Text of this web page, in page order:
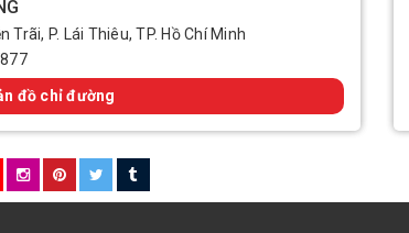
Trãi, P. Lái Thiêu, TP. Hồ Chí Minh
đồ chỉ đường